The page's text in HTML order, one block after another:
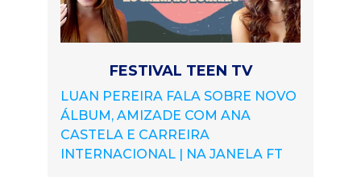
FESTIVAL TEEN TV
LUAN PEREIRA FALA SOBRE NOVO
ÁLBUM, AMIZADE COM ANA
CASTELA E CARREIRA
INTERNACIONAL | NA JANELA FT